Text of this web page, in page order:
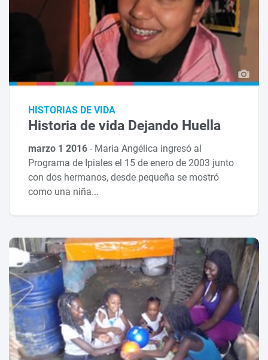
HISTORIAS DE VIDA
Historia de vida Dejando Huella
marzo 1 2016- Maria Angélica ingresó al
Programa de Ipiales el 15 de enero de 2003 junto
con dos hermanos, desde pequeña se mostró
como una niña...